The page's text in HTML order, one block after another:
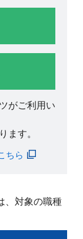
がご利用い
ます。
ちら
、対象の職種